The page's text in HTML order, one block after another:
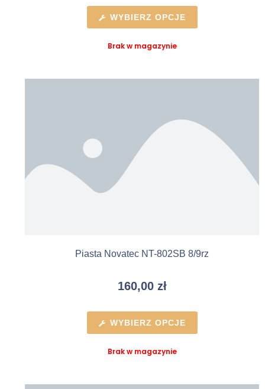
WYBIERZ OPCJE
Brak w magazynie
Piasta Novatec NT-802SB 8/9rz
160,00 zł
WYBIERZ OPCJE
Brak w magazynie